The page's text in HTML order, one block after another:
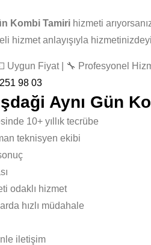
Kombi Tamiri hizmeti
hizmet anlayışıyla
Uygun Fiyat | 🔧 Profesyonel
98 03
Aynı Gün
10+ yıllık tecrübe
teknisyen ekibi
odaklı hizmet
hızlı müdahale
iletişim